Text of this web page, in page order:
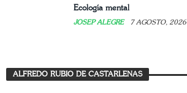
Ecología mental
JOSEP ALEGRE 7 AGOSTO, 2026
ALFREDO RUBIO DE CASTARLENAS